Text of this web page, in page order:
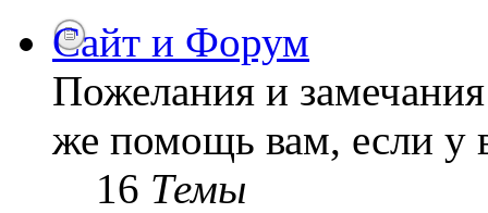
Сайт и Форум
Пожелания и
же помощь вам, если у
16 Темы